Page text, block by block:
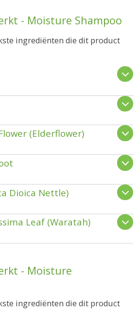
- Moisture Shampoo
ingrediënten die dit product
(Elderflower)
Dioica Nettle)
Leaf (Waratah)
- Moisture
ingrediënten die dit product